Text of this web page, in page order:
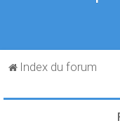
Index du forum